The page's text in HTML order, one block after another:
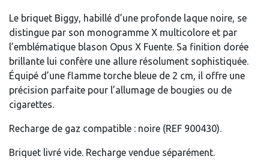
Le briquet Biggy, habillé d’une profonde laque noire, se
distingue par son monogramme X multicolore et par
l’emblématique blason Opus X Fuente. Sa finition dorée
brillante lui confère une allure résolument sophistiquée.
Équipé d’une flamme torche bleue de 2 cm, il offre une
précision parfaite pour l’allumage de bougies ou de
cigarettes.
Recharge de gaz compatible : noire (REF 900430).
Briquet livré vide. Recharge vendue séparément.